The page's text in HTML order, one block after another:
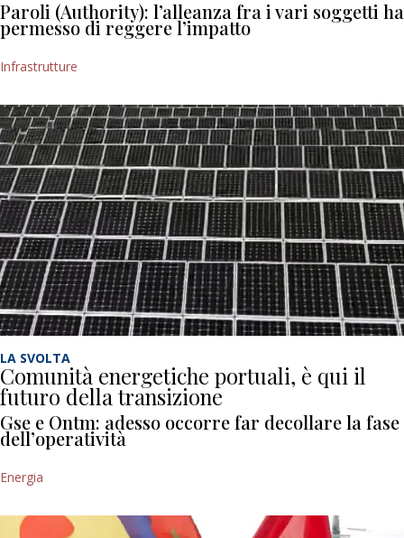
Paroli (Authority): l’alleanza fra i vari soggetti ha
permesso di reggere l’impatto
Infrastrutture
LA SVOLTA
Comunità energetiche portuali, è qui il
futuro della transizione
Gse e Ontm: adesso occorre far decollare la fase
dell’operatività
Energia